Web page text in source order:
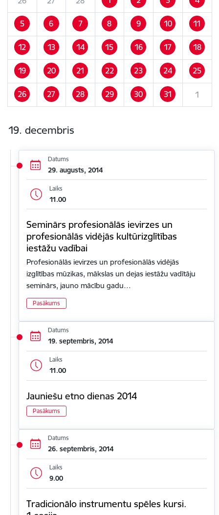
5 6 7 8 9 10 11
12 13 14 15 16 17 18
19 20 21 22 23 24 25
26 27 28 29 30 31 1
19. decembris
Datums
29. augusts, 2014
Laiks
11.00
Seminārs profesionālās ievirzes un
profesionālās vidējās kultūrizglītības
iestāžu vadībai
Profesionālās ievirzes un profesionālās vidējās
izglītības mūzikas, mākslas un dejas iestāžu vadītāju
seminārs, jauno mācību gadu…
Pasākums
Datums
19. septembris, 2014
Laiks
11.00
Jauniešu etno dienas 2014
Pasākums
Datums
26. septembris, 2014
Laiks
9.00
Tradicionālo instrumentu spēles kursi.